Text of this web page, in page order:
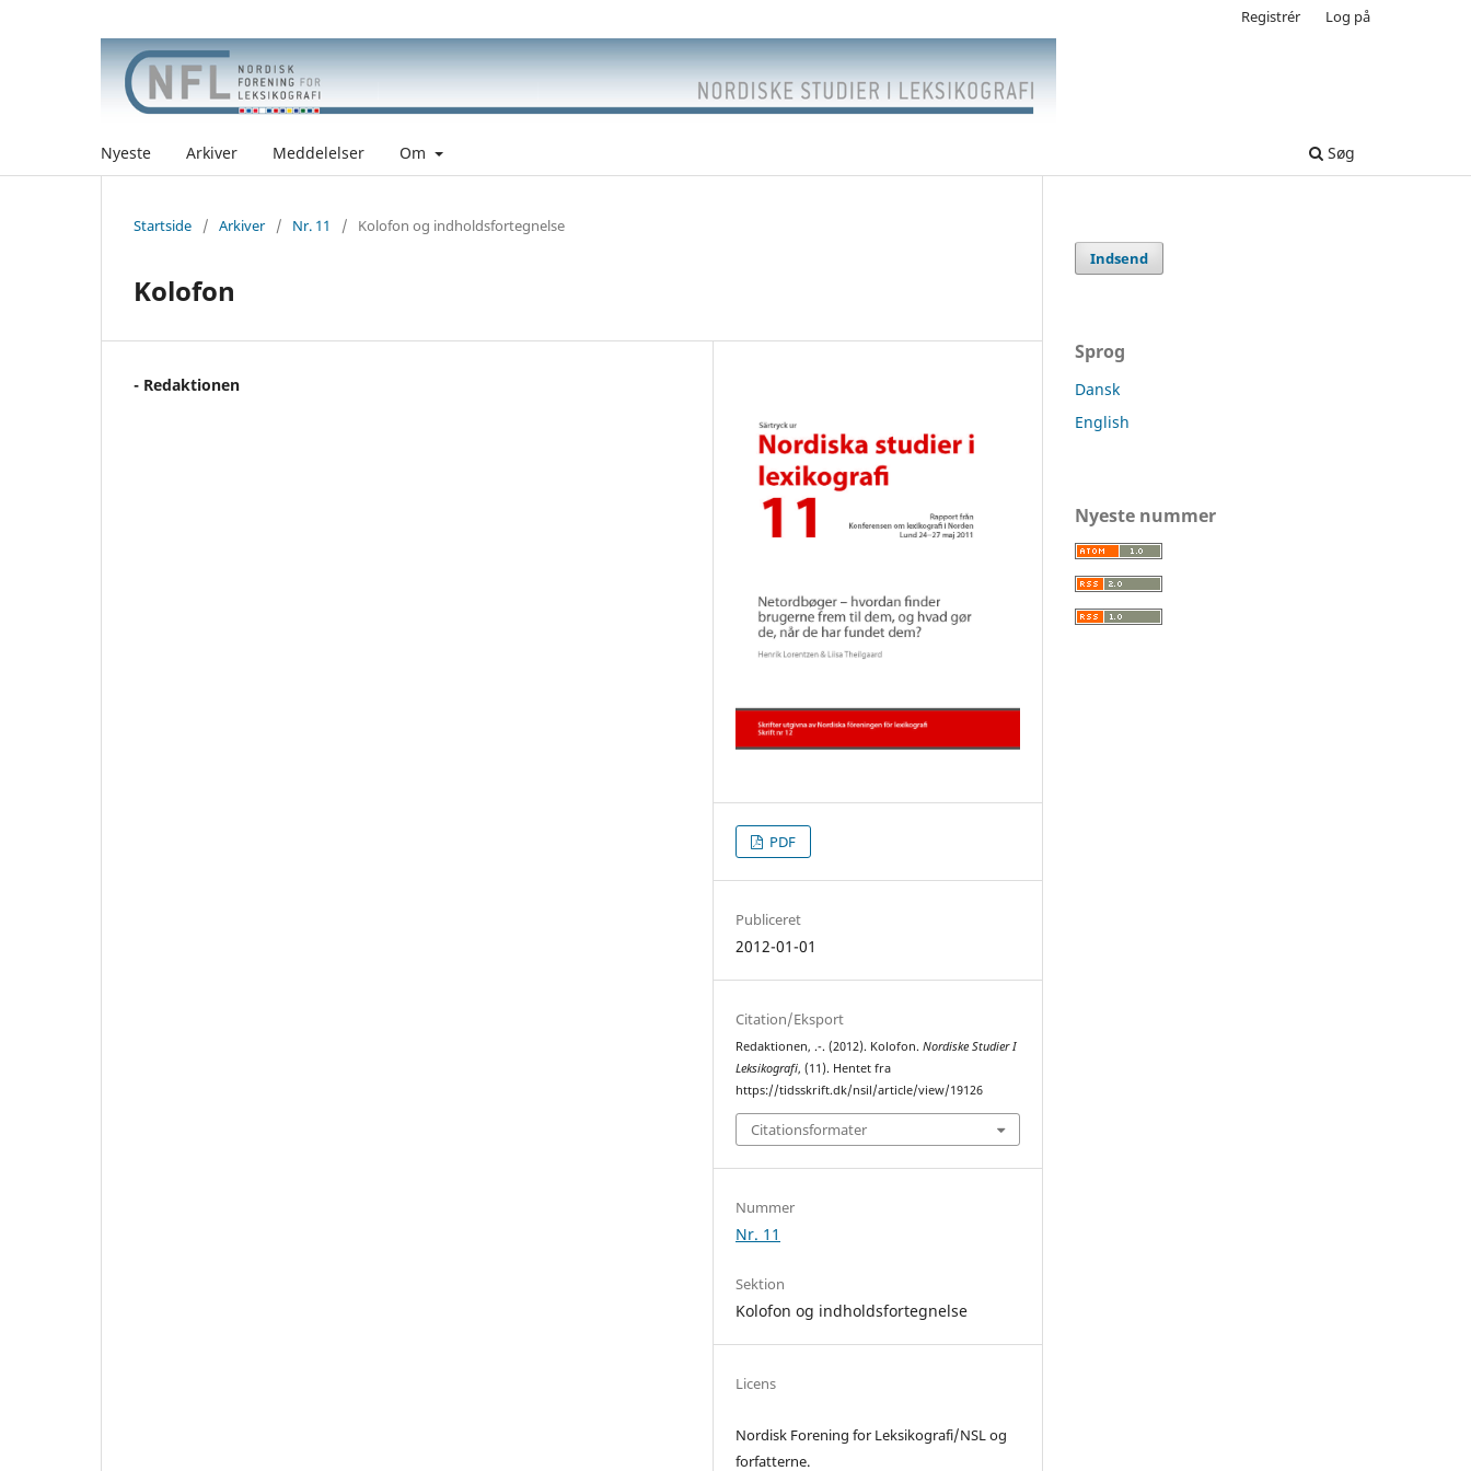
Nyeste Arkiver Meddelelser Om Søg
Registrér Log på
Startside / Arkiver / Nr. 11 / Kolofon og indholdsfortegnelse
Kolofon
- Redaktionen
PDF
Publiceret
2012-01-01
Citation/Eksport
Redaktionen, .-. (2012). Kolofon.Nordiske Studier I
Leksikografi, (11). Hentet fra
https://tidsskrift.dk/nsil/article/view/19126
Citationsformater
Nummer
Nr. 11
Sektion
Kolofon og indholdsfortegnelse
Licens
Nordisk Forening for Leksikografi/NSL og
forfatterne.
Indsend
Sprog
Dansk
English
Nyeste nummer